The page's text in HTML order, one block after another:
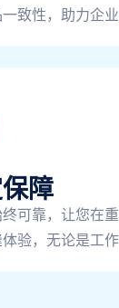
致性，助力企
障
可靠，让您在
验，无论是工作